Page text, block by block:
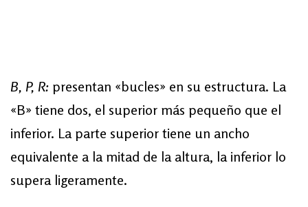
B, P, R: presentan «bucles» en su estructura. La
«B» tiene dos, el superior más pequeño que el
inferior. La parte superior tiene un ancho
equivalente a la mitad de la altura, la inferior lo
supera ligeramente.